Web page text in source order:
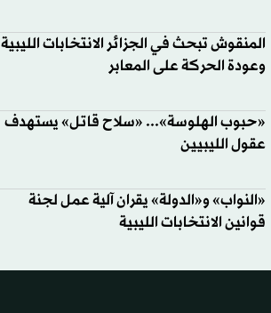
المنقوش تبحث في الجزائر الانتخابات الليبية
وعودة الحركة على المعابر
«حبوب الهلوسة»... «سلاح قاتل» يستهدف
عقول الليبيين
«النواب» و«الدولة» يقران آلية عمل لجنة
قوانين الانتخابات الليبية